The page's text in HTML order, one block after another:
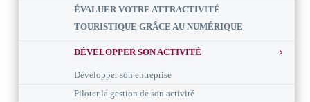
ÉVALUER VOTRE ATTRACTIVITÉ
TOURISTIQUE GRÂCE AU NUMÉRIQUE
DÉVELOPPER SON ACTIVITÉ
Développer son entreprise
Piloter la gestion de son activité